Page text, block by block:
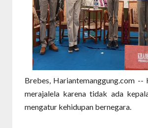
Brebes, Hariantemanggung.com --
merajalela karena tidak ada
mengatur kehidupan bernegara.